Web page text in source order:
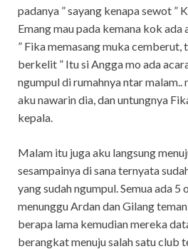
padanya ” sayang kenapa sewot ”
Emang mau pada kemana kok
” Fika memasang muka cemberut,
berkelit ” Itu si Angga mo ada
ngumpul di rumahnya ntar malam..
aku nawarin dia, dan untungnya
kepala.
Malam itu juga aku langsung
sesampainya di sana ternyata
yang sudah ngumpul. Semua ada
menunggu Ardan dan Gilang
berapa lama kemudian mereka
berangkat menuju salah satu club